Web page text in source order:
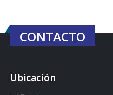
CONTACTO
Ubicación